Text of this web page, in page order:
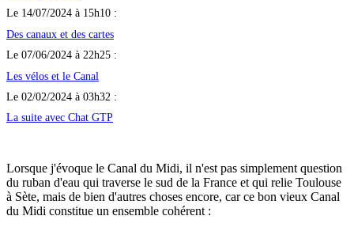
Le 14/07/2024 à 15h10 :
Des canaux et des cartes
Le 07/06/2024 à 22h25 :
Les vélos et le Canal
Le 02/02/2024 à 03h32 :
La suite avec Chat GTP
Lorsque j'évoque le Canal du Midi, il n'est pas simplement question
du ruban d'eau qui traverse le sud de la France et qui relie Toulouse
à Sète, mais de bien d'autres choses encore, car ce bon vieux Canal
du Midi constitue un ensemble cohérent :